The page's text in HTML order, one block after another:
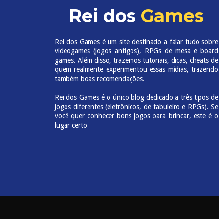
Rei dos Games
Rei dos Games é um site destinado a falar tudo sobre
videogames (jogos antigos), RPGs de mesa e board
games. Além disso, trazemos tutoriais, dicas, cheats de
quem realmente experimentou essas mídias, trazendo
também boas recomendações.
Rei dos Games é o único blog dedicado a três tipos de
jogos diferentes (eletrônicos, de tabuleiro e RPGs). Se
você quer conhecer bons jogos para brincar, este é o
lugar certo.